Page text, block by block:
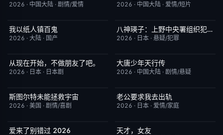
2026 · 中国大陆 · 剧情/爱情 2026 · 中国大陆 · 爱情/短片
已完结
我以纸人镇百鬼
2026 · 大陆 · 国产
更新至第04集 3.0八神瑛子：上野中央署组织犯罪对策课
2026 · 日本 · 悬疑/犯罪
更新至第07集 5.0
从现在开始，不做朋友了吧。
2026 · 日本 · 日本剧
更新至第12集
大唐少年天行传
2026 · 中国大陆 · 剧情/悬疑
更新至第03集
斯图尔特未能拯救宇宙
2026 · 美国 · 剧情/喜剧
更新至第05集
老公要求我去出轨
2026 · 日本 · 爱情/家庭
更新至第4集
爱来了别错过 2026 更新至第16集
天才，女友